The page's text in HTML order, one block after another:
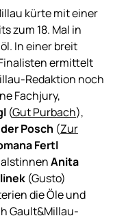
kürte mit einer
zum 18. Mal in
In einer breit
ermittelt
Redaktion noch
Fachjury,
(Gut Purbach),
Posch (Zur
Fertl
Anita
(Gusto)
die Öle und
Gault&Millau-